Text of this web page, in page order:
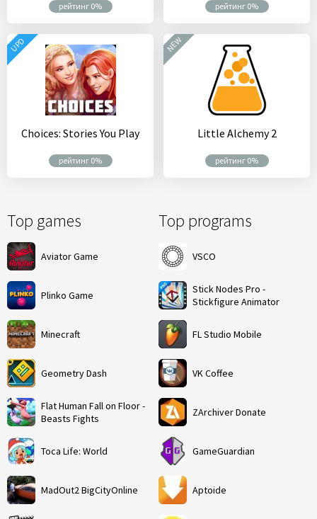
Top games
Aviator Game
Plinko Game
Minecraft
Geometry Dash
Flat Human Fall on Floor -
Beasts Fights
Toca Life: World
MadOut2 BigCityOnline
Top programs
VSCO
Stick Nodes Pro -
Stickfigure Animator
FL Studio Mobile
VK Coffee
ZArchiver Donate
GameGuardian
Aptoide
рейтинг 0% рейтинг 0%
Choices: Stories You Play
рейтинг 0%
UPD
Little Alchemy 2
рейтинг 0%
NEW